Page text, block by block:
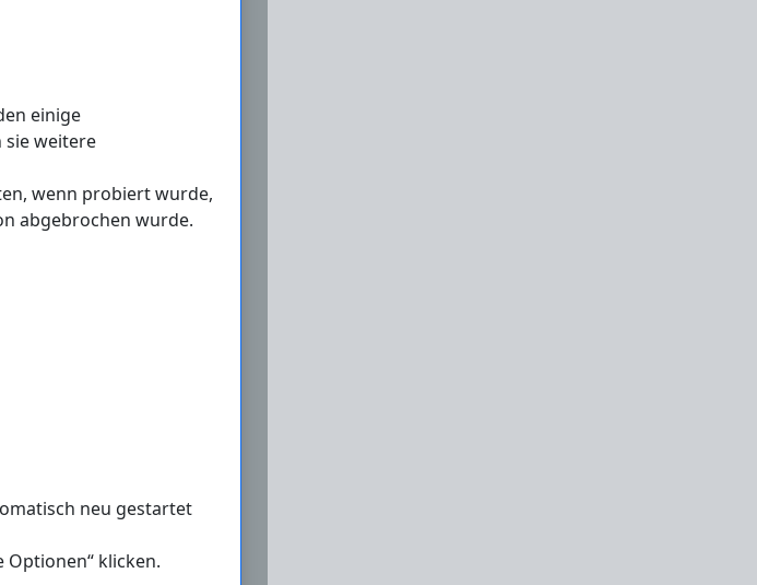
einige
weitere
wenn probiert wurde,
abgebrochen wurde.
neu gestartet
klicken.